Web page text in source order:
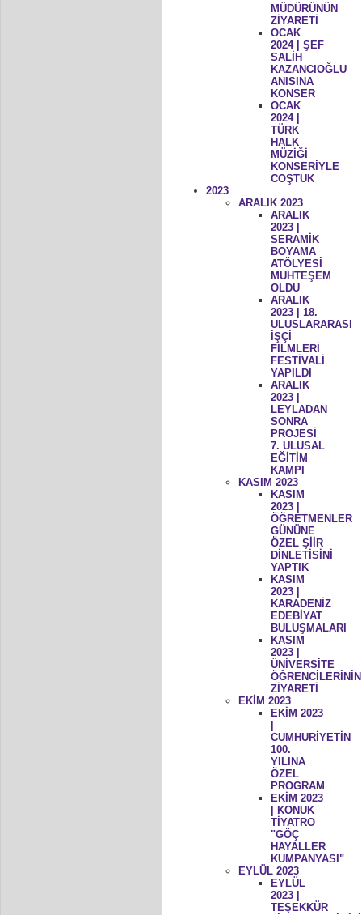
MÜDÜRÜNÜN
ZİYARETİ
OCAK
2024 | ŞEF
SALİH
KAZANCIOĞLU
ANISINA
KONSER
OCAK
2024 |
TÜRK
HALK
MÜZİĞİ
KONSERİYLE
COŞTUK
2023
ARALIK 2023
ARALIK
2023 |
SERAMİK
BOYAMA
ATÖLYESİ
MUHTEŞEM
OLDU
ARALIK
2023 | 18.
ULUSLARARASI
İŞÇİ
FİLMLERİ
FESTİVALİ
YAPILDI
ARALIK
2023 |
LEYLADAN
SONRA
PROJESİ
7. ULUSAL
EĞİTİM
KAMPI
KASIM 2023
KASIM
2023 |
ÖĞRETMENLER
GÜNÜNE
ÖZEL ŞİİR
DİNLETİSİNİ
YAPTIK
KASIM
2023 |
KARADENİZ
EDEBİYAT
BULUŞMALARI
KASIM
2023 |
ÜNİVERSİTE
ÖĞRENCİLERİNİN
ZİYARETİ
EKİM 2023
EKİM 2023
CUMHURİYETİN
100.
YILINA
ÖZEL
PROGRAM
EKİM 2023
| KONUK
TİYATRO
"GÖÇ
HAYALLER
KUMPANYASI"
EYLÜL 2023
EYLÜL
2023 |
TEŞEKKÜR